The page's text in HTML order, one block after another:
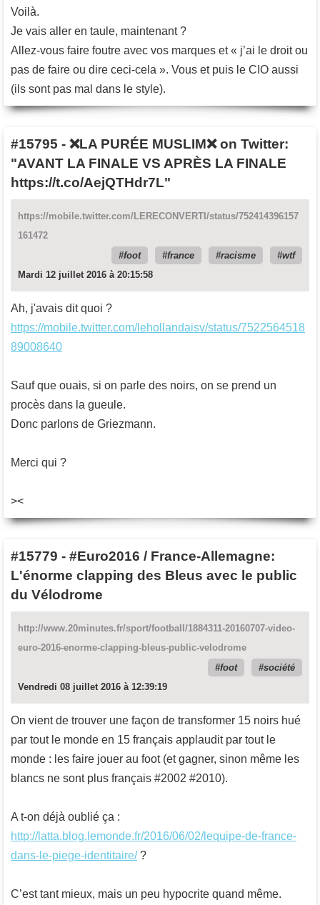
Voilà.
Je vais aller en taule, maintenant ?
Allez-vous faire foutre avec vos marques et « j’ai le droit ou
pas de faire ou dire ceci-cela ». Vous et puis le CIO aussi
(ils sont pas mal dans le style).
#15795 - ❌LA PURÉE MUSLIM❌ on Twitter:
"AVANT LA FINALE VS APRÈS LA FINALE
https://t.co/AejQTHdr7L"
https://mobile.twitter.com/LERECONVERTI/status/752414396157
161472
foot
france racisme
wtf
Mardi 12 juillet 2016 à 20:15:58
Ah, j'avais dit quoi ?
https://mobile.twitter.com/lehollandaisv/status/7522564518
89008640
Sauf que ouais, si on parle des noirs, on se prend un
procès dans la gueule.
Donc parlons de Griezmann.
Merci qui ?
><
#15779 - #Euro2016 / France-Allemagne:
L'énorme clapping des Bleus avec le public
du Vélodrome
http://www.20minutes.fr/sport/football/1884311-20160707-video-
euro-2016-enorme-clapping-bleus-public-velodrome
foot
société
Vendredi 08 juillet 2016 à 12:39:19
On vient de trouver une façon de transformer 15 noirs hué
par tout le monde en 15 français applaudit par tout le
monde : les faire jouer au foot (et gagner, sinon même les
blancs ne sont plus français #2002 #2010).
A t-on déjà oublié ça :
http://latta.blog.lemonde.fr/2016/06/02/lequipe-de-france-
dans-le-piege-identitaire/?
C’est tant mieux, mais un peu hypocrite quand même.